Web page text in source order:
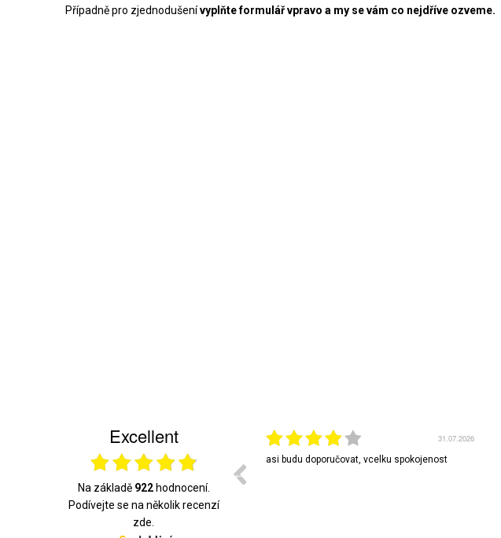
Případně pro zjednodušenívyplňte formulář vpravo a my se vám co nejdříve ozveme.
Excellent
Na základě 922hodnocení.
Podívejte se na několik recenzí
zde.
Rychlé doručeni objednávky.
31.07.2026
asi budu doporučovat, vcelku spokojenost